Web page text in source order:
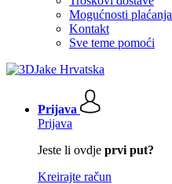
Mogućnosti plaćanja
Kontakt
Sve teme pomoći
Prijava
Prijava
Jeste li ovdje prvi put?
Kreirajte račun